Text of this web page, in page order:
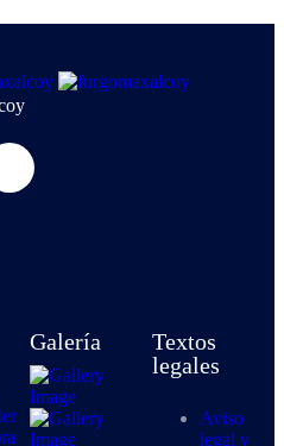
Galería
Textos
legales
Aviso
legal y